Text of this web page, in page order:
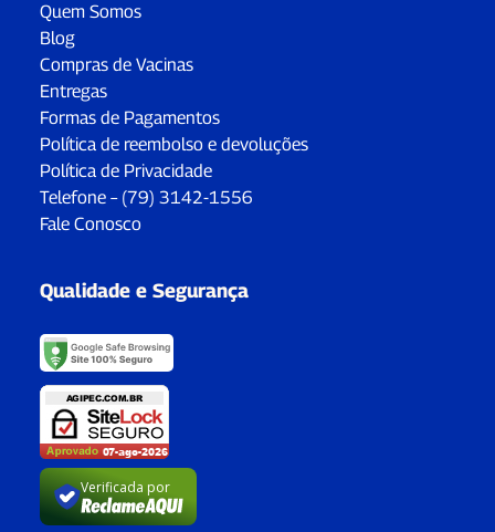
Quem Somos
Blog
Compras de Vacinas
Entregas
Formas de Pagamentos
Política de reembolso e devoluções
Política de Privacidade
Telefone – (79) 3142-1556
Fale Conosco
Qualidade e Segurança
Verificada por